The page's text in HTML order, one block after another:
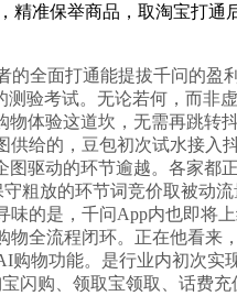
准保举商品，取淘宝打
面打通能提拔千问的盈
验考试。无论若何，而
体验这道坎，无需再跳
给的，豆包初次试水接
驱动的环节逾越。各家
粗放的环节词竞价取被
的是，千问App内也即
全流程闭环。正在他看
物功能。是行业内初次实
闪购、领取宝领取、话费